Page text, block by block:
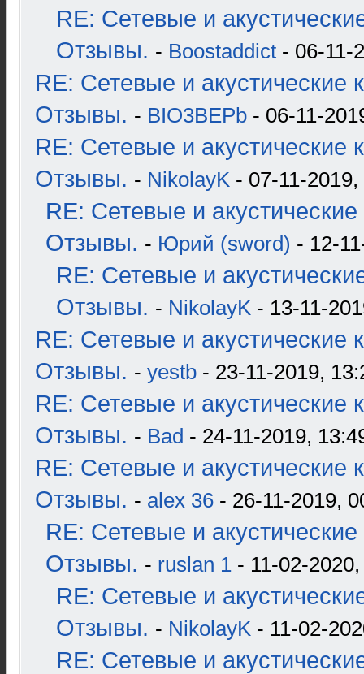
RE: Сетевые и
Отзывы. - Boostaddict - 06-11-
RE: Сетевые и акустические
Отзывы. - BIO3BEPb - 06-11-
RE: Сетевые и акустические
Отзывы. - NikolayK - 07-11-
RE: Сетевые и
Отзывы. - Юрий (sword) - 12-
RE: Сетевые и
Отзывы. - NikolayK - 13-11-
RE: Сетевые и акустические
Отзывы. - yestb - 23-11-2019,
RE: Сетевые и акустические
Отзывы. - Bad - 24-11-2019,
RE: Сетевые и акустические
Отзывы. - alex 36 - 26-11-2019,
RE: Сетевые и
Отзывы. - ruslan 1 - 11-02-
RE: Сетевые и
Отзывы. - NikolayK - 11-02-
RE: Сетевые и